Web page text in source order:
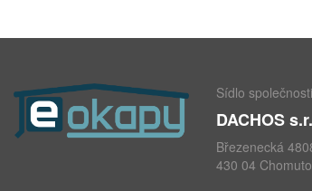
Sídlo
DACHOS
Březenecká
430 04